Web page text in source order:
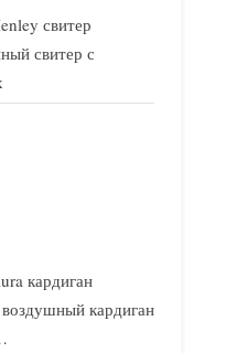
свитер
свитер с
кардиган
кардиган